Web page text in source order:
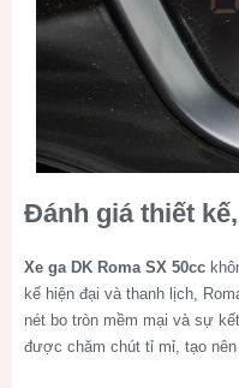
Đánh giá thiết
Xe ga DK Roma SX 50cc
kế hiện đại và thanh lịch,
nét bo tròn mềm mại và sự
được chăm chút tỉ mỉ, tạo